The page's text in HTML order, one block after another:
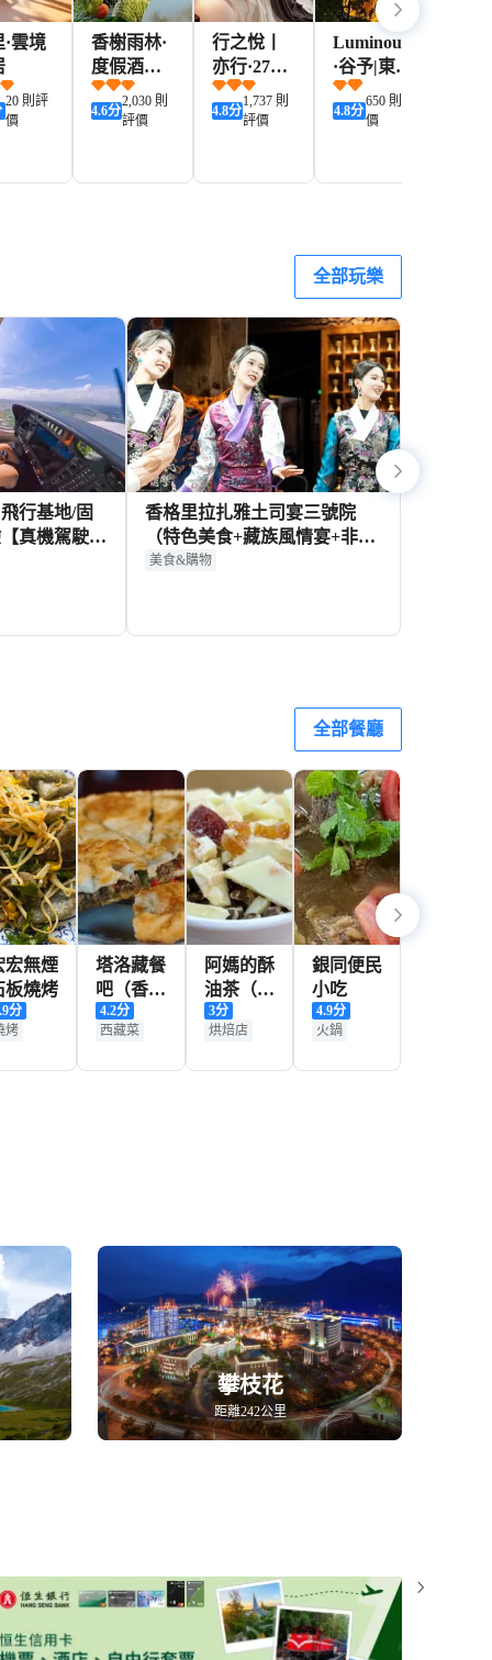
·雲境
20 則評
價
香榭雨林·
度假酒店
(香格里拉
獨克宗古
4.6分
2,030 則
評價
行之悅丨
亦行·270
度觀景·侘
寂風藝術
4.8分
1,737 則
評價
Luminous
·谷予|東詩
一隅藏奢
設計民宿
城店)
4.8分
650 則評
價
全部玩樂
行基地/固
真機駕駛
香格里拉扎雅土司宴三號院
（特色美食+藏族風情宴+非遺
文化表演+土司劇情互動+歌舞
美食&購物
全部餐廳
宏無煙
板燒烤
分
烤
塔洛藏餐
吧（香格
里拉古城
店）
4.2分
西藏菜
阿媽的酥
油茶（北
門街店）
3分
烘焙店
銀同便民
小吃
4.9分
火鍋
攀枝花
距離242公里